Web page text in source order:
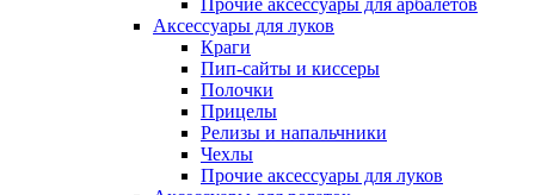
Аксессуары для луков
Краги
Пип-сайты и киссеры
Полочки
Прицелы
Релизы и напальчники
Чехлы
Прочие аксессуары для луков